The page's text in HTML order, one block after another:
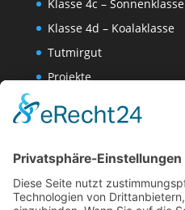
Klasse 4c – Sonnenklasse
Klasse 4d – Koalaklasse
Tutmirgut
Projekte
Wissenschaften-AG
Datenschutzerklärung
Website Administration